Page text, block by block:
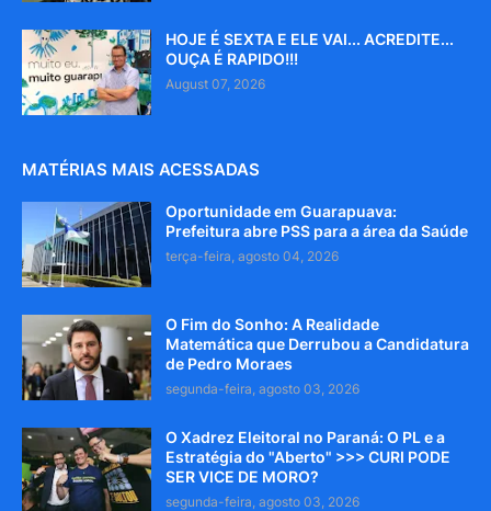
HOJE É SEXTA E ELE VAI... ACREDITE...
OUÇA É RAPIDO!!!
August 07, 2026
MATÉRIAS MAIS ACESSADAS
Oportunidade em Guarapuava:
Prefeitura abre PSS para a área da Saúde
terça-feira, agosto 04, 2026
O Fim do Sonho: A Realidade
Matemática que Derrubou a Candidatura
de Pedro Moraes
segunda-feira, agosto 03, 2026
O Xadrez Eleitoral no Paraná: O PL e a
Estratégia do "Aberto" >>> CURI PODE
SER VICE DE MORO?
segunda-feira, agosto 03, 2026